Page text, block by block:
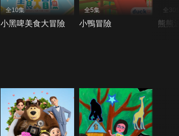
全10集
小黑啤美食大冒險
全5集
小鴨冒險
全30
熊熊